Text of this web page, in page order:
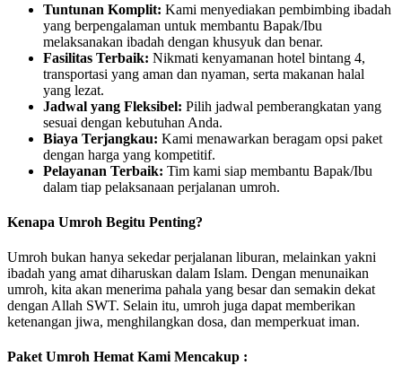
Tuntunan Komplit: Kami menyediakan pembimbing ibadah
yang berpengalaman untuk membantu Bapak/Ibu
melaksanakan ibadah dengan khusyuk dan benar.
Fasilitas Terbaik: Nikmati kenyamanan hotel bintang 4,
transportasi yang aman dan nyaman, serta makanan halal
yang lezat.
Jadwal yang Fleksibel: Pilih jadwal pemberangkatan yang
sesuai dengan kebutuhan Anda.
Biaya Terjangkau: Kami menawarkan beragam opsi paket
dengan harga yang kompetitif.
Pelayanan Terbaik: Tim kami siap membantu Bapak/Ibu
dalam tiap pelaksanaan perjalanan umroh.
Kenapa Umroh Begitu Penting?
Umroh bukan hanya sekedar perjalanan liburan, melainkan yakni
ibadah yang amat diharuskan dalam Islam. Dengan menunaikan
umroh, kita akan menerima pahala yang besar dan semakin dekat
dengan Allah SWT. Selain itu, umroh juga dapat memberikan
ketenangan jiwa, menghilangkan dosa, dan memperkuat iman.
Paket Umroh Hemat Kami Mencakup :